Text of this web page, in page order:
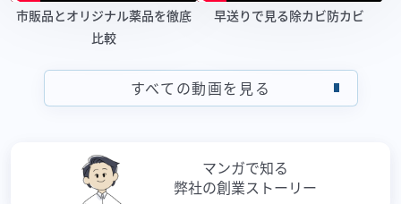
市販品とオリジナル薬品を徹底
比較
早送りで見る除カビ防カビ
すべての動画を見る
マンガで知る
弊社の創業ストーリー